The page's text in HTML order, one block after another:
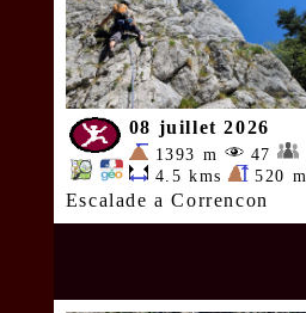
08 juillet 2026
1393 m
47
4.5 kms
520 m
Escalade a Correncon